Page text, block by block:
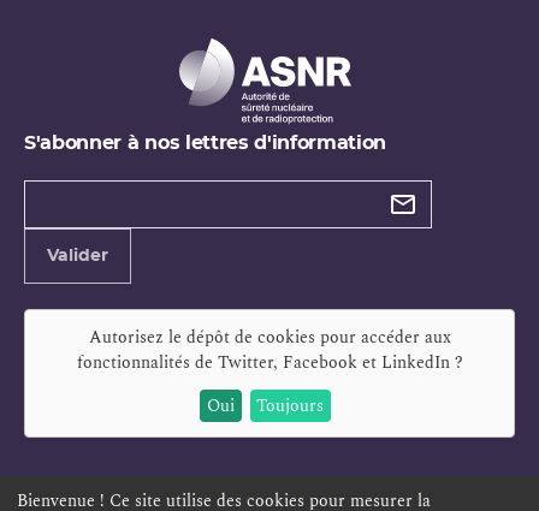
S'abonner à nos lettres d'information
Types de
Valider
Autorisez le dépôt de cookies pour accéder aux
fonctionnalités de Twitter, Facebook et LinkedIn?
Oui
Toujours
Bienvenue ! Ce site utilise des cookies pour mesurer la